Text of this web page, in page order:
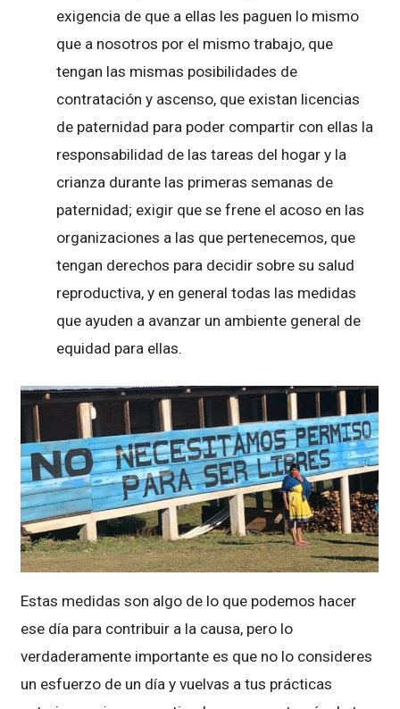
exigencia de que a ellas les paguen lo mismo
que a nosotros por el mismo trabajo, que
tengan las mismas posibilidades de
contratación y ascenso, que existan licencias
de paternidad para poder compartir con ellas la
responsabilidad de las tareas del hogar y la
crianza durante las primeras semanas de
paternidad; exigir que se frene el acoso en las
organizaciones a las que pertenecemos, que
tengan derechos para decidir sobre su salud
reproductiva, y en general todas las medidas
que ayuden a avanzar un ambiente general de
equidad para ellas.
Estas medidas son algo de lo que podemos hacer
ese día para contribuir a la causa, pero lo
verdaderamente importante es que no lo consideres
un esfuerzo de un día y vuelvas a tus prácticas